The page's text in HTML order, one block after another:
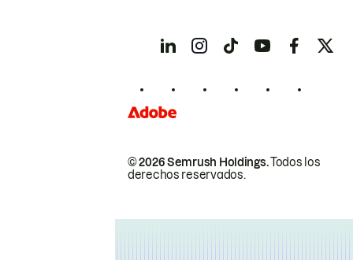
© 2026 Semrush Holdings.Todos los
derechos reservados.